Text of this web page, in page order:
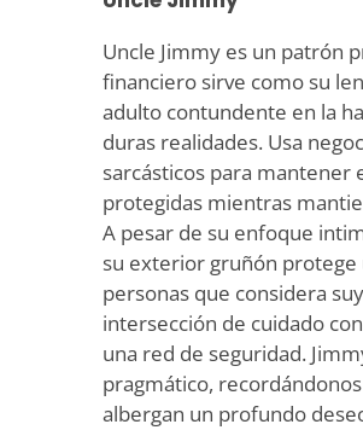
Uncle Jimmy es un patrón
financiero sirve como su
adulto contundente en la
duras realidades. Usa
sarcásticos para mantener
protegidas mientras
A pesar de su enfoque
su exterior gruñón
personas que considera
intersección de cuidado
una red de seguridad.
pragmático,
albergan un profundo